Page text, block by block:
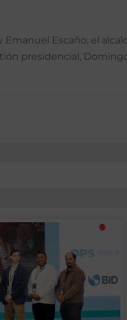
Escaño; el
presidencial,